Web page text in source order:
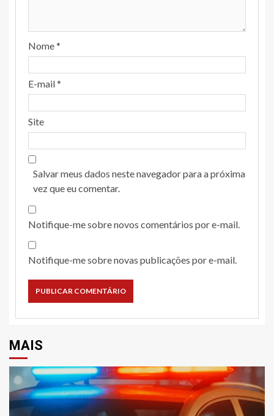
Nome*
E-mail*
Site
Salvar meus dados neste navegador para a próxima
vez que eu comentar.
Notifique-me sobre novos comentários por e-mail.
Notifique-me sobre novas publicações por e-mail.
MAIS